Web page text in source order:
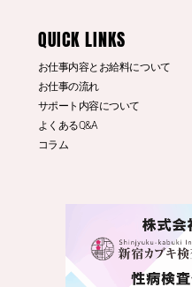
も
QUICK LINKS
お仕事内容とお給料について
お仕事の流れ
サポート内容について
よくあるQ&A
コラム